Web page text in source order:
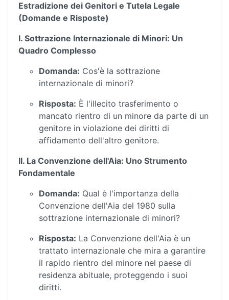
Estradizione dei Genitori e Tutela Legale
(Domande e Risposte)
I. Sottrazione Internazionale di Minori: Un
Quadro Complesso
Domanda: Cos'è la sottrazione
internazionale di minori?
Risposta: È l'illecito trasferimento o
mancato rientro di un minore da parte di un
genitore in violazione dei diritti di
affidamento dell'altro genitore.
II. La Convenzione dell'Aia: Uno Strumento
Fondamentale
Domanda: Qual è l'importanza della
Convenzione dell'Aia del 1980 sulla
sottrazione internazionale di minori?
Risposta: La Convenzione dell'Aia è un
trattato internazionale che mira a garantire
il rapido rientro del minore nel paese di
residenza abituale, proteggendo i suoi
diritti.